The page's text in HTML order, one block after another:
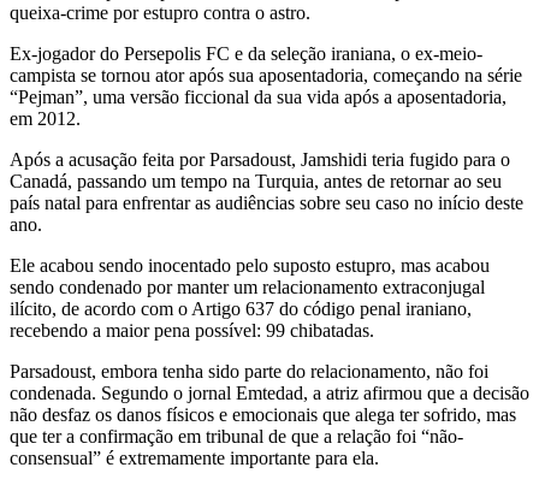
queixa-crime por estupro contra o astro.
Ex-jogador do Persepolis FC e da seleção iraniana, o ex-meio-
campista se tornou ator após sua aposentadoria, começando na série
“Pejman”, uma versão ficcional da sua vida após a aposentadoria,
em 2012.
Após a acusação feita por Parsadoust, Jamshidi teria fugido para o
Canadá, passando um tempo na Turquia, antes de retornar ao seu
país natal para enfrentar as audiências sobre seu caso no início deste
ano.
Ele acabou sendo inocentado pelo suposto estupro, mas acabou
sendo condenado por manter um relacionamento extraconjugal
ilícito, de acordo com o Artigo 637 do código penal iraniano,
recebendo a maior pena possível: 99 chibatadas.
Parsadoust, embora tenha sido parte do relacionamento, não foi
condenada. Segundo o jornal Emtedad, a atriz afirmou que a decisão
não desfaz os danos físicos e emocionais que alega ter sofrido, mas
que ter a confirmação em tribunal de que a relação foi “não-
consensual” é extremamente importante para ela.